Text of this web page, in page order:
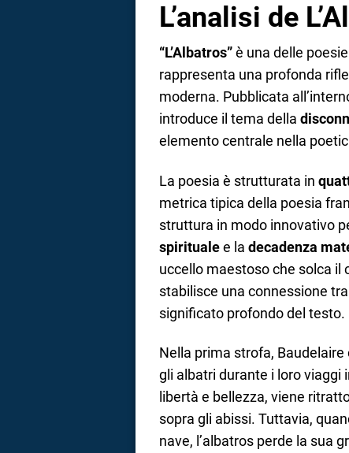
L’analisi de
“L’Albatros”è una delle
rappresenta una profonda
moderna. Pubblicata
introduce il tema della
elemento centrale nella
La poesia è strutturata in
metrica tipica della poesia
struttura in modo innovativo
spiritualee la decadenza
uccello maestoso che solca il
stabilisce una connessione tra
significato profondo del testo.
Nella prima strofa, Baudelaire
gli albatri durante i loro viaggi
libertà e bellezza, viene
sopra gli abissi. Tuttavia,
nave, l’albatros perde la sua